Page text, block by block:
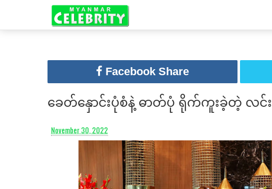
Facebook Share
ခေတ်နှောင်းပုံစံနဲ့ ဓာတ်ပုံ ရိုက်ကူးခဲ့တဲ့ လင်း
November 30, 2022